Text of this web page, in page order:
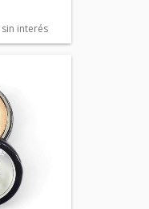
sin interés